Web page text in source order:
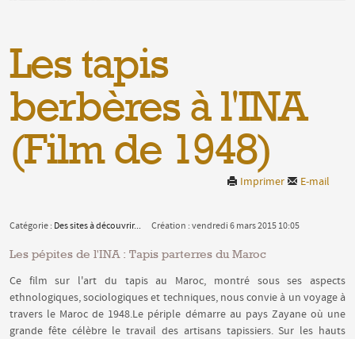
Les tapis
berbères à l'INA
(Film de 1948)
Imprimer E-mail
Catégorie : Des sites à découvrir... Création : vendredi 6 mars 2015 10:05
Les pépites de l'INA : Tapis parterres du Maroc
Ce film sur l'art du tapis au Maroc, montré sous ses aspects
ethnologiques, sociologiques et techniques, nous convie à un voyage à
travers le Maroc de 1948.Le périple démarre au pays Zayane où une
grande fête célèbre le travail des artisans tapissiers. Sur les hauts